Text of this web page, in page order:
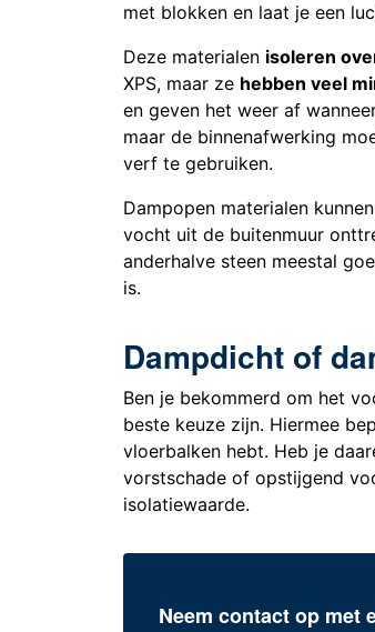
met blokken en laat je een
Deze materialen isoleren
XPS, maar ze hebben veel
en geven het weer af
maar de binnenafwerking
verf te gebruiken.
Dampopen materialen
vocht uit de buitenmuur
anderhalve steen meestal
is.
Dampdicht of
Ben je bekommerd om het
beste keuze zijn. Hiermee
vloerbalken hebt. Heb je
vorstschade of opstijgend
isolatiewaarde.
Neem contact op met